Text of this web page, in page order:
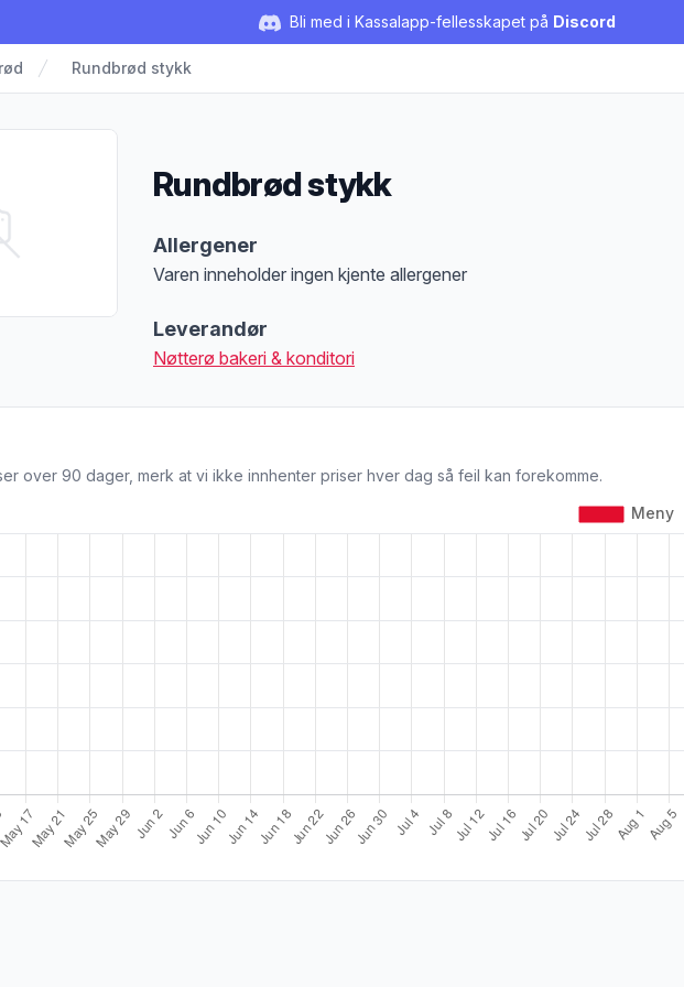
Bli med i Kassalapp-fellesskapet på Discord
Rundbrød stykk
Rundbrød stykk
Allergener
Varen inneholder ingen kjente allergener
Leverandør
Nøtterø bakeri & konditori
over 90 dager, merk at vi ikke innhenter priser hver dag så feil kan forekomme.